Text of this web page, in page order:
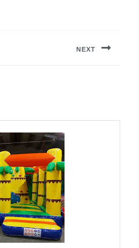
NEXT